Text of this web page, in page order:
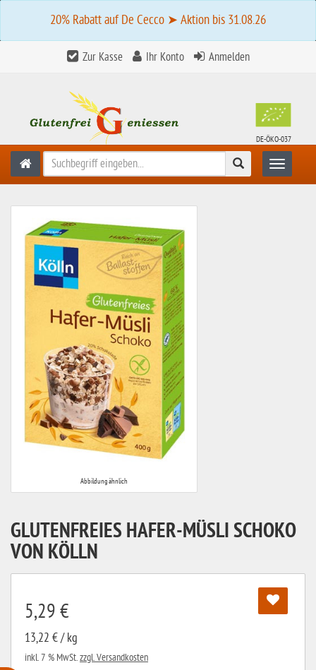
20% Rabatt auf De Cecco ➤ Aktion bis 31.08.26
Zur Kasse Ihr Konto Anmelden
DE-ÖKO-037
Suchen Toggle
Abbildung ähnlich
GLUTENFREIES HAFER-MÜSLI SCHOKO
VON KÖLLN
5,29 €
13,22 € / kg
inkl. 7 % MwSt.zzgl. Versandkosten